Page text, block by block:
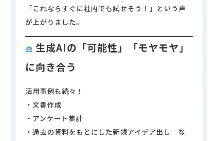
「これならすぐに社内でも試せそう！」という声
が上がりました。
生成AIの「可能性」「モヤモヤ」
に向き合う
活用事例も続々！
・文書作成
・アンケート集計
・過去の資料をもとにした新規アイデア出し な